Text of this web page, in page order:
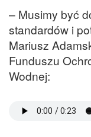
– Musimy być
standardów i
Mariusz
Funduszu
Wodnej: